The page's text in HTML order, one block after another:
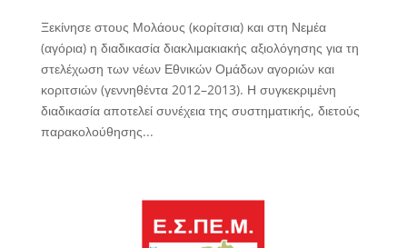
Ξεκίνησε στους Μολάους (κορίτσια) και στη Νεμέα
(αγόρια) η διαδικασία διακλιμακιακής αξιολόγησης για τη
στελέχωση των νέων Εθνικών Ομάδων αγοριών και
κοριτσιών (γεννηθέντα 2012–2013). Η συγκεκριμένη
διαδικασία αποτελεί συνέχεια της συστηματικής, διετούς
παρακολούθησης...